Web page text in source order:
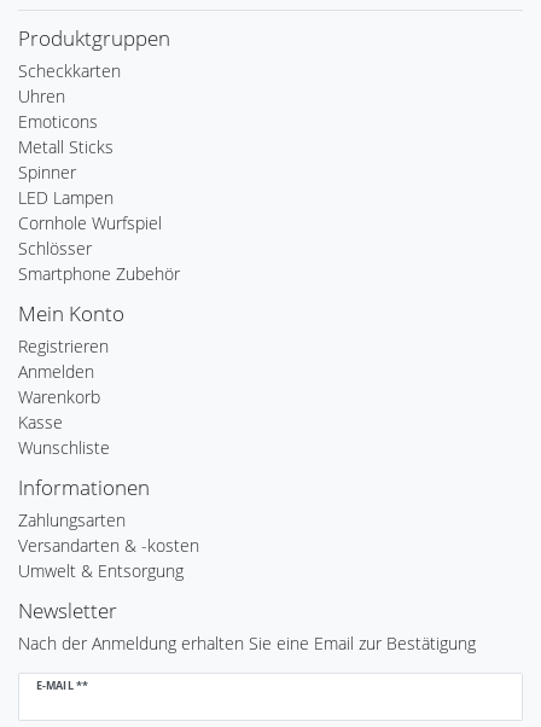
Produktgruppen
Scheckkarten
Uhren
Emoticons
Metall Sticks
Spinner
LED Lampen
Cornhole Wurfspiel
Schlösser
Smartphone Zubehör
Mein Konto
Registrieren
Anmelden
Warenkorb
Kasse
Wunschliste
Informationen
Zahlungsarten
Versandarten & -kosten
Umwelt & Entsorgung
Newsletter
Nach der Anmeldung erhalten Sie eine Email zur Bestätigung
E-MAIL **
Newsletter